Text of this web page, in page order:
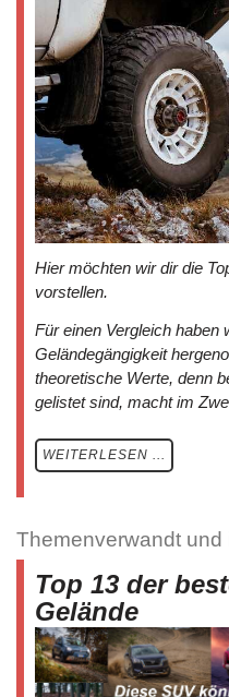
Hier möchten wir dir die
vorstellen.
Für einen Vergleich haben
Geländegängigkeit
theoretische Werte, denn
gelistet sind, macht im
WEITERLESEN ...
Themenverwandt und
Top 13 der
Gelände